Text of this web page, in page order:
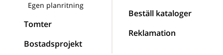
Egen planritning
Tomter
Bostadsprojekt
Beställ kataloger
Reklamation